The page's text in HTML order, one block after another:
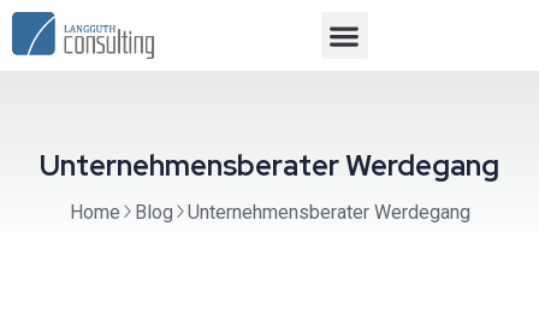
Unternehmensberater Werdegang
Home Blog Unternehmensberater Werdegang